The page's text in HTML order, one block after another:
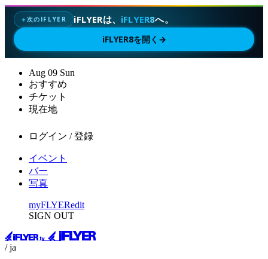
✦次のIFLYER iFLYERは、 iFLYER8へ。
iFLYER8を開く →
Aug 09 Sun
おすすめ
チケット
現在地
ログイン / 登録
イベント
バー
写真
myFLYERedit
SIGN OUT
/ ja